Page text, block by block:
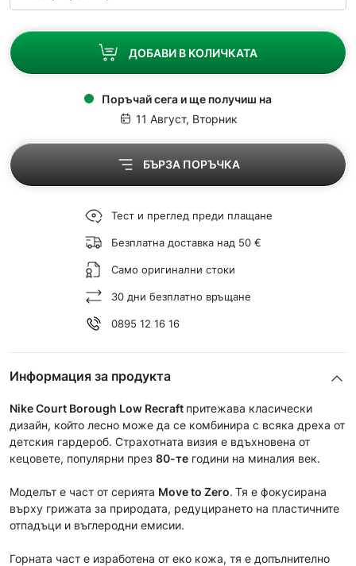
ДОБАВИ В КОЛИЧКАТА
Поръчай сега и ще получиш на
11 Август, Вторник
БЪРЗА ПОРЪЧКА
Тест и преглед преди плащане
Безплатна доставка над 50 €
Само оригинални стоки
30 дни безплатно връщане
0895 12 16 16
Информация за продукта
Nike Court Borough Low Recraft притежава класически
дизайн, който лесно може да се комбинира с всяка дреха от
детския гардероб. Страхотната визия е вдъхновена от
кецовете, популярни през 80-те години на миналия век.
Моделът е част от сериятa Move to Zero. Тя е фокусирана
върху грижата за природата, редуцирането на пластичните
отпадъци и въглеродни емисии.
Горната част е изработена от еко кожа, тя е допълнително